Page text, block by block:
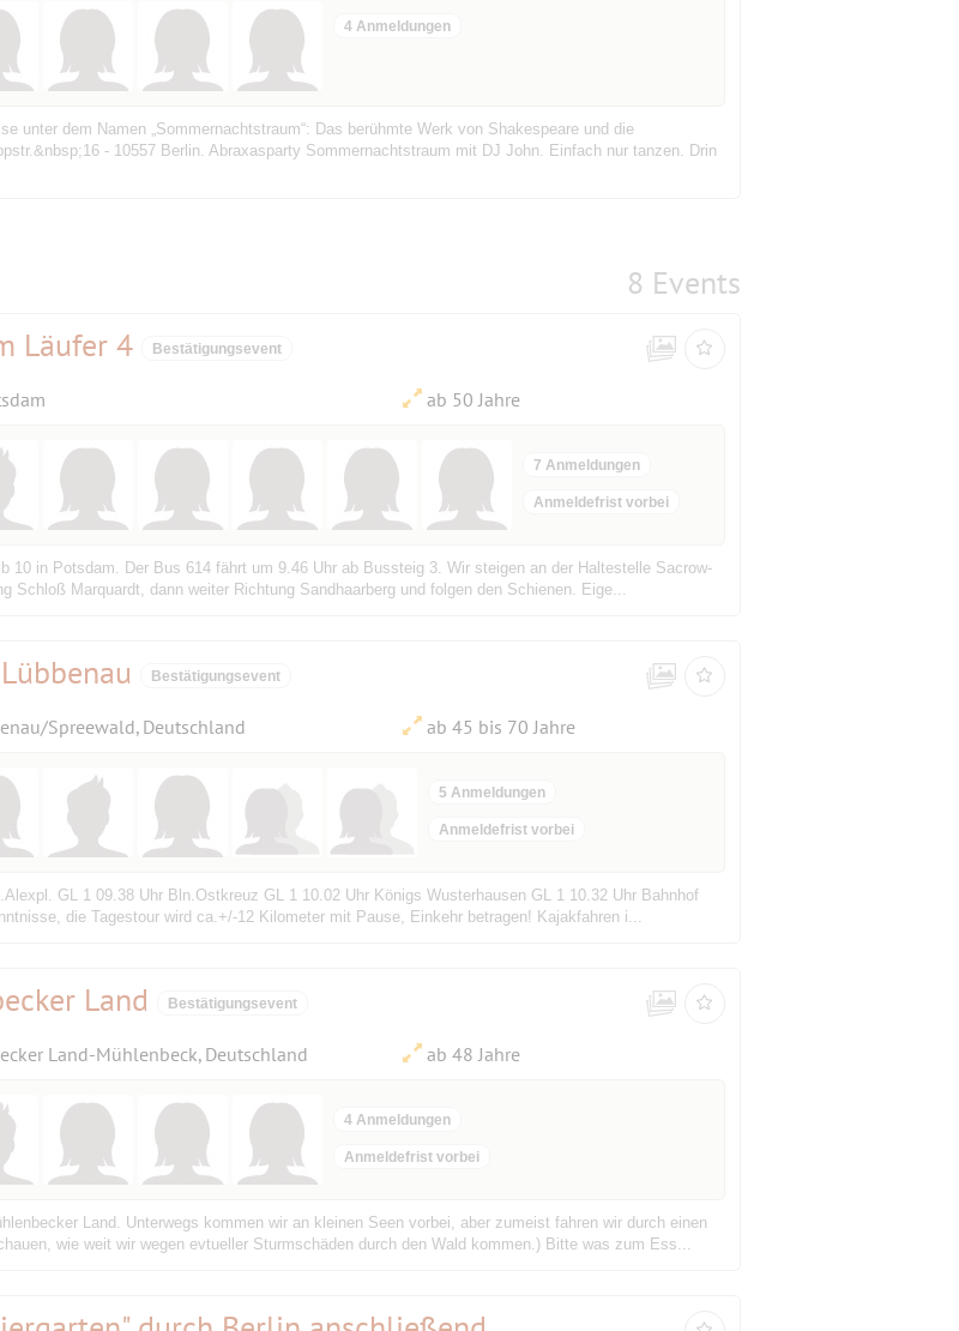
4 Anmeldungen
unter dem Namen „Sommernachtstraum“: Das berühmte Werk von Shakespeare und die
- 10557 Berlin. Abraxasparty Sommernachtstraum mit DJ John. Einfach nur tanzen. Drin
8 Events
Läufer 4
Bestätigungsevent
ab 50 Jahre
7 Anmeldungen
Anmeldefrist vorbei
10 in Potsdam. Der Bus 614 fährt um 9.46 Uhr ab Bussteig 3. Wir steigen an der Haltestelle Sacrow-
Schloß Marquardt, dann weiter Richtung Sandhaarberg und folgen den Schienen. Eige...
Bestätigungsevent
Spreewald, Deutschland ab 45 bis 70 Jahre
5 Anmeldungen
Anmeldefrist vorbei
GL 1 09.38 Uhr Bln.Ostkreuz GL 1 10.02 Uhr Königs Wusterhausen GL 1 10.32 Uhr Bahnhof
die Tagestour wird ca.+/-12 Kilometer mit Pause, Einkehr betragen! Kajakfahren i...
Land Bestätigungsevent
Land-Mühlenbeck, Deutschland ab 48 Jahre
4 Anmeldungen
Anmeldefrist vorbei
Land. Unterwegs kommen wir an kleinen Seen vorbei, aber zumeist fahren wir durch einen
wie weit wir wegen evtueller Sturmschäden durch den Wald kommen.) Bitte was zum Ess...